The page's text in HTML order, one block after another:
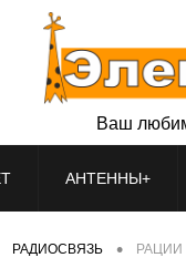
Ваш
АНТЕННЫ+
РАДИОСВЯЗЬ • РАЦИИ